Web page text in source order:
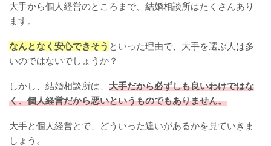
大手から個人経営のところまで、結婚相談所はたくさんあり
ます。
なんとなく安心できそう といった理由で、大手を選ぶ人は多
いのではないでしょうか？
しかし、結婚相談所は、 大手だから必ずしも良いわけではな
く、個人経営だから悪いというものでもありません。
大手と個人経営とで、どういった違いがあるかを見ていきま
しょう。